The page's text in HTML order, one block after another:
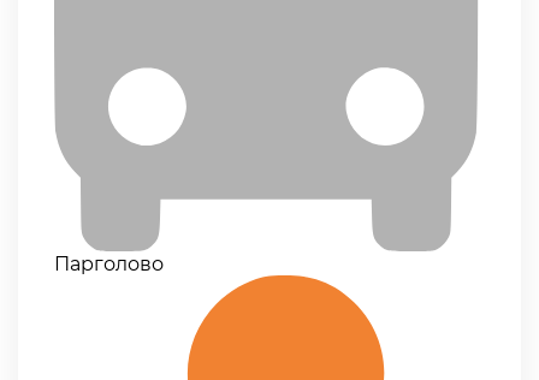
Парголово